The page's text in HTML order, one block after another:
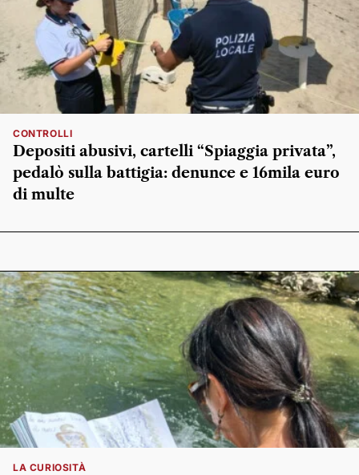
CONTROLLI
Depositi abusivi, cartelli “Spiaggia privata”,
pedalò sulla battigia: denunce e 16mila euro
di multe
LA CURIOSITÀ